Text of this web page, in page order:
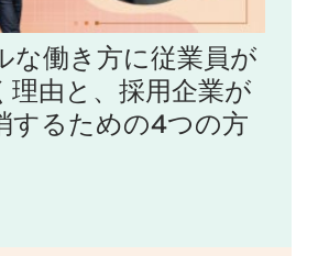
な働き方に従業員が
理由と、採用企業が
するための4つの方